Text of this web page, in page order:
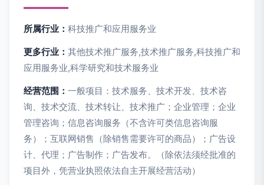
所属行业： 科技推广和应用服务业
更多行业： 其他技术推广服务,技术推广服务,科技推广和
应用服务业,科学研究和技术服务业
经营范围： 一般项目：技术服务、技术开发、技术咨
询、技术交流、技术转让、技术推广；企业管理；企业
管理咨询；信息咨询服务（不含许可类信息咨询服
务）；互联网销售（除销售需要许可的商品）；广告设
计、代理；广告制作；广告发布。（除依法须经批准的
项目外，凭营业执照依法自主开展经营活动）